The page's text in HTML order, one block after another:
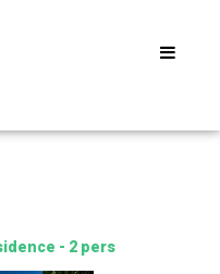
- 2 pers